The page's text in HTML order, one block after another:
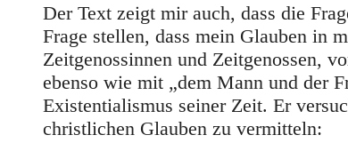
Der Text zeigt mir auch, dass die
Frage stellen, dass mein Glauben in
Zeitgenossinnen und Zeitgenossen,
ebenso wie mit „dem Mann und der
Existentialismus seiner Zeit. Er
christlichen Glauben zu vermitteln: